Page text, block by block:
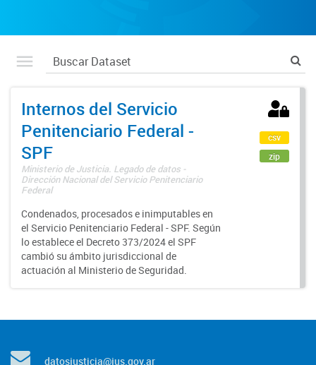
Internos del Servicio
Penitenciario Federal -
SPF
Ministerio de Justicia. Legado de datos -
Dirección Nacional del Servicio Penitenciario
Federal
Condenados, procesados e inimputables en
el Servicio Penitenciario Federal - SPF. Según
lo establece el Decreto 373/2024 el SPF
cambió su ámbito jurisdiccional de
actuación al Ministerio de Seguridad.
csv
zip
datosjusticia@jus.gov.ar